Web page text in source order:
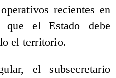
recientes en
que el Estado debe
el territorio.
el subsecretario